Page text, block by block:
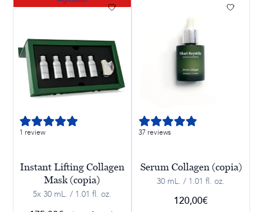
1 review
Instant Lifting Collagen
Mask (copia)
5x 30 mL. / 1.01 fl. oz.
37 reviews
Serum Collagen (copia)
30 mL. / 1.01 fl. oz.
120,00€